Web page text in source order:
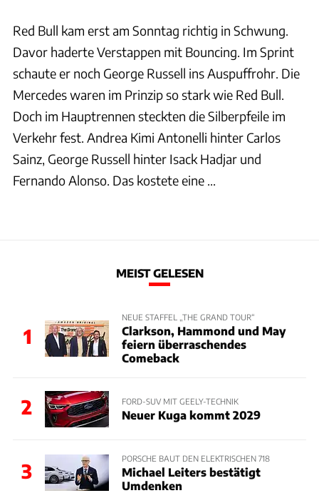
Red Bull kam erst am Sonntag richtig in Schwung.
Davor haderte Verstappen mit Bouncing. Im Sprint
schaute er noch George Russell ins Auspuffrohr. Die
Mercedes waren im Prinzip so stark wie Red Bull.
Doch im Hauptrennen steckten die Silberpfeile im
Verkehr fest. Andrea Kimi Antonelli hinter Carlos
Sainz, George Russell hinter Isack Hadjar und
Fernando Alonso. Das kostete eine ...
MEIST GELESEN
1
NEUE STAFFEL „THE GRAND TOUR“
Clarkson, Hammond und May
feiern überraschendes
Comeback
2 FORD-SUV MIT GEELY-TECHNIK
Neuer Kuga kommt 2029
3
PORSCHE BAUT DEN ELEKTRISCHEN 718
Michael Leiters bestätigt
Umdenken